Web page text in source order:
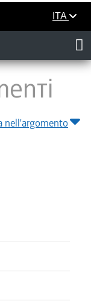
ITA
nell'argomento